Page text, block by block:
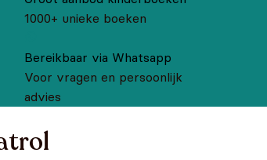
1000+ unieke boeken
Bereikbaar via Whatsapp
Voor vragen en persoonlijk
advies